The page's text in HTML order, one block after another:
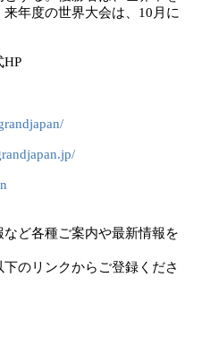
年度の世界大会は、10月に
HP
ど各種ご案内や最新情報を
のリンクからご登録くださ